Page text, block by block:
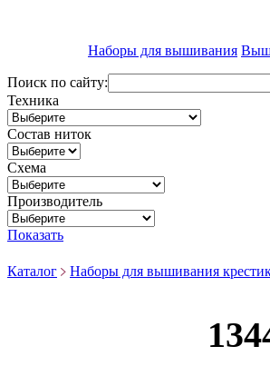
Наборы для вышивания
Поиск по сайту:
Техника
Состав ниток
Схема
Производитель
Показать
Каталог Наборы для вышивания